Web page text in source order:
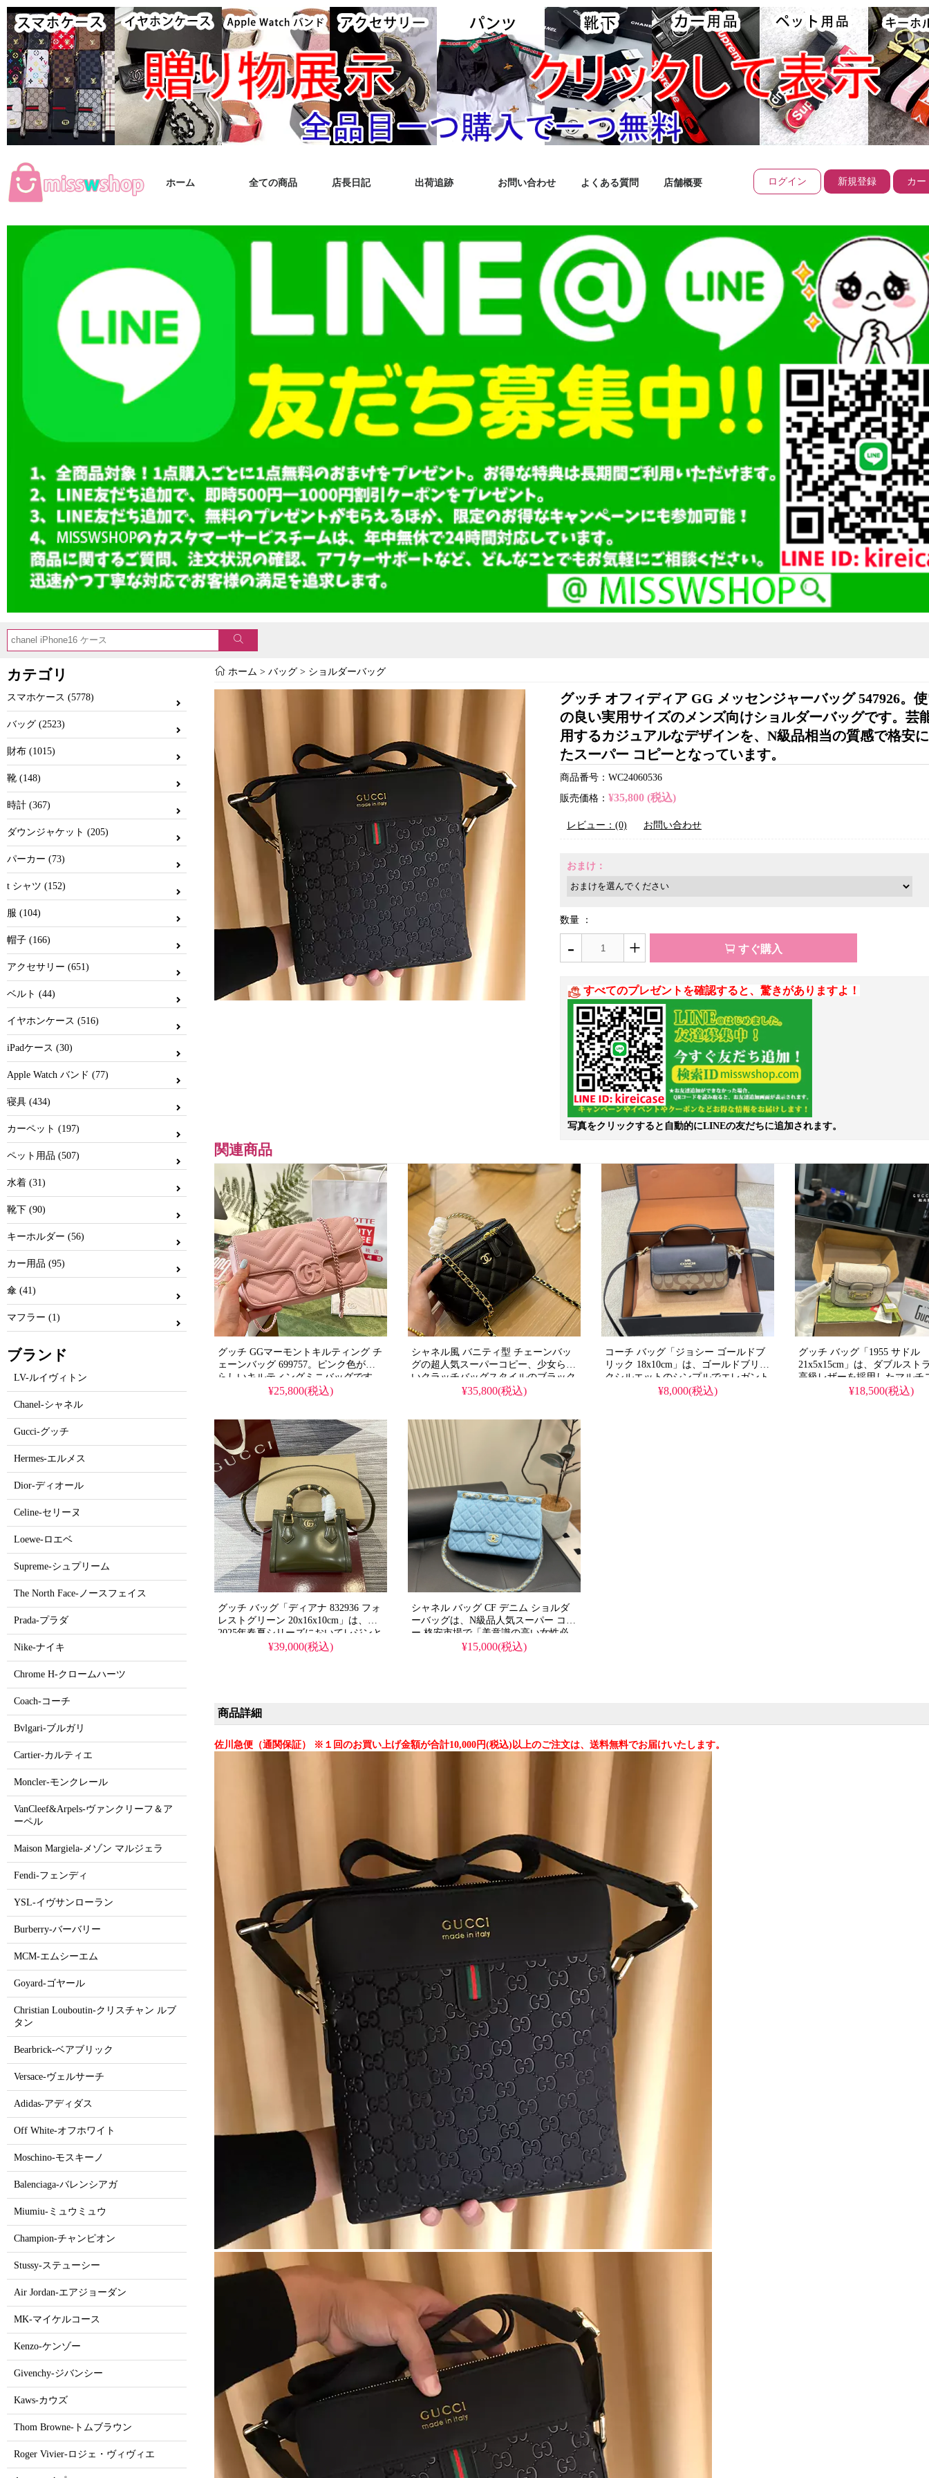
ホーム 全ての商品 店長日記 出荷追跡 お問い合わせ よくある質問 店舗概要 ログイン 新規登録 カー
カテゴリ
スマホケース (5778)
バッグ (2523)
財布 (1015)
靴 (148)
時計 (367)
ダウンジャケット (205)
パーカー (73)
t シャツ (152)
服 (104)
帽子 (166)
アクセサリー (651)
ベルト (44)
イヤホンケース (516)
iPadケース (30)
Apple Watch バンド (77)
寝具 (434)
カーペット (197)
ペット用品 (507)
水着 (31)
靴下 (90)
キーホルダー (56)
カー用品 (95)
傘 (41)
マフラー (1)
ブランド
LV-ルイヴィトン
Chanel-シャネル
Gucci-グッチ
Hermes-エルメス
Dior-ディオール
Celine-セリーヌ
Loewe-ロエベ
Supreme-シュプリーム
The North Face-ノースフェイス
Prada-プラダ
Nike-ナイキ
Chrome H-クロームハーツ
Coach-コーチ
Bvlgari-ブルガリ
Cartier-カルティエ
Moncler-モンクレール
VanCleef&Arpels-ヴァンクリーフ＆ア
ーペル
Maison Margiela-メゾン マルジェラ
Fendi-フェンディ
YSL-イヴサンローラン
Burberry-バーバリー
MCM-エムシーエム
Goyard-ゴヤール
Christian Louboutin-クリスチャン ルブ
タン
Bearbrick-ベアブリック
Versace-ヴェルサーチ
Adidas-アディダス
Off White-オフホワイト
Moschino-モスキーノ
Balenciaga-バレンシアガ
Miumiu-ミュウミュウ
Champion-チャンピオン
Stussy-ステューシー
Air Jordan-エアジョーダン
MK-マイケルコース
Kenzo-ケンゾー
Givenchy-ジバンシー
Kaws-カウズ
Thom Browne-トムブラウン
Roger Vivier-ロジェ・ヴィヴィエ
ホーム > バッグ > ショルダーバッグ
グッチ オフィディア GG メッセンジャーバッグ 547926。
の良い実用サイズのメンズ向けショルダーバッグです。芸
用するカジュアルなデザインを、N級品相当の質感で格安
たスーパー コピーとなっています。
商品番号：WC24060536
販売価格： ¥35,800 (税込)
レビュー：(0) お問い合わせ
おまけ：
数量 ：
- + すぐ購入
すべてのプレゼントを確認すると、驚きがありますよ！
写真をクリックすると自動的にLINEの友だちに追加されます。
関連商品
グッチ GGマーモントキルティング チ
ェーンバッグ 699757。ピンク色が愛
らしいキルティングミニバッグです。
芸能人のギフトにも選ばれそうな可愛
ピーとなっています。
¥25,800(税込)
シャネル風 バニティ型 チェーンバッ
グの超人気スーパーコピー、少女らし
いクラッチバッグスタイルのブラック
ミニショルダーバッグを格安でご紹介
も対応した高品質な偽物バッグです。
¥35,800(税込)
コーチ バッグ「ジョシー ゴールドブ
リック 18x10cm」は、ゴールドブリッ
クシルエットのシンプルでエレガント
なレザーミニバッグ。汎用性が高く、
¥8,000(税込)
グッチ バッグ「1955 サドル
21x5x15cm」は、ダブルスト
高級レザーを採用したマルチ
サドルバッグ。優れた質感と
¥18,500(税込)
グッチ バッグ「ディアナ 832936 フォ
レストグリーン 20x16x10cm」は、
2025年春夏シリーズにおいてレジンと
真鍮のディテールでクラシックな竹ハ
ーが洗練された印象を演出。約0.95kg
の軽量設計も魅力で、この精巧なスー
¥39,000(税込)
シャネル バッグ CF デニム ショルダ
ーバッグは、N級品人気スーパー コピ
ー 格安市場で「美意識の高い女性必
携」と評されるレプリカで、31×22cm
¥15,000(税込)
商品詳細
佐川急便（通関保証） ※１回のお買い上げ金額が合計10,000円(税込)以上のご注文は、送料無料でお届けいたします。